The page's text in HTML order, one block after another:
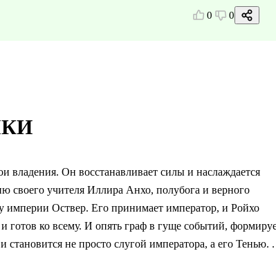
владения. Он восстанавливает силы и наслаждается
своего учителя Иллира Анхо, полубога и верного
империи Оствер. Его принимает император, и Ройхо
готов ко всему. И опять граф в гуще событий,
не просто слугой императора, а его Тенью. .
0 0